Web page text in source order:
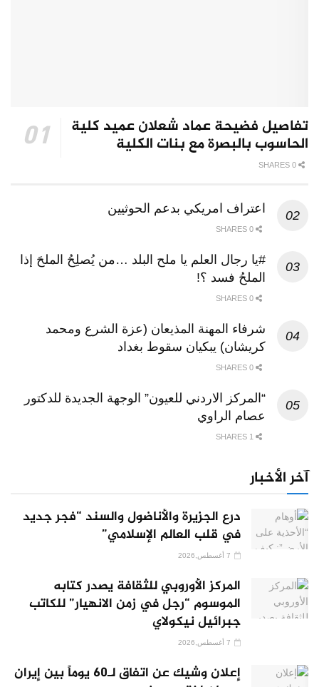
تفاصيل فضيحة عماد شعلان عميد كلية
الحاسوب بالبصرة مع بنات الكلية
اعتراف امريكي بدعم الحوثيين
#يا رجال العلم يا ملح البلد …من يُصلِحُ الملحَ إذا
الملحُ فسد ؟!
شرفاء المهنة المذيعان (عزة الشرع ومحمد
كريشان) يبكيان سقوط بغداد
“المركز الاردني للعيون” الوجهة الجديدة للدكتور
عصام الراوي
آخر الأخبار
درع الجزيرة والأناضول والسند “فجر جديد
في قلب العالم الإسلامي”
المركز الأوروبي للثقافة يصدر كتابه
الموسوم “رجل في زمن الانهيار” للكاتب
جبرائيل نيكولاي
إعلان وشيك عن اتفاق لـ60 يوماً بين إيران